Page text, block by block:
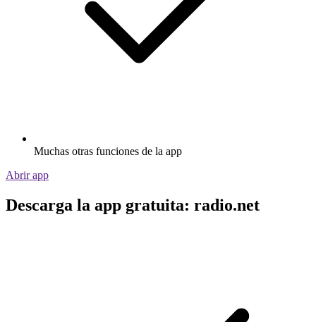
Muchas otras funciones de la app
Abrir app
Descarga la app gratuita: radio.net